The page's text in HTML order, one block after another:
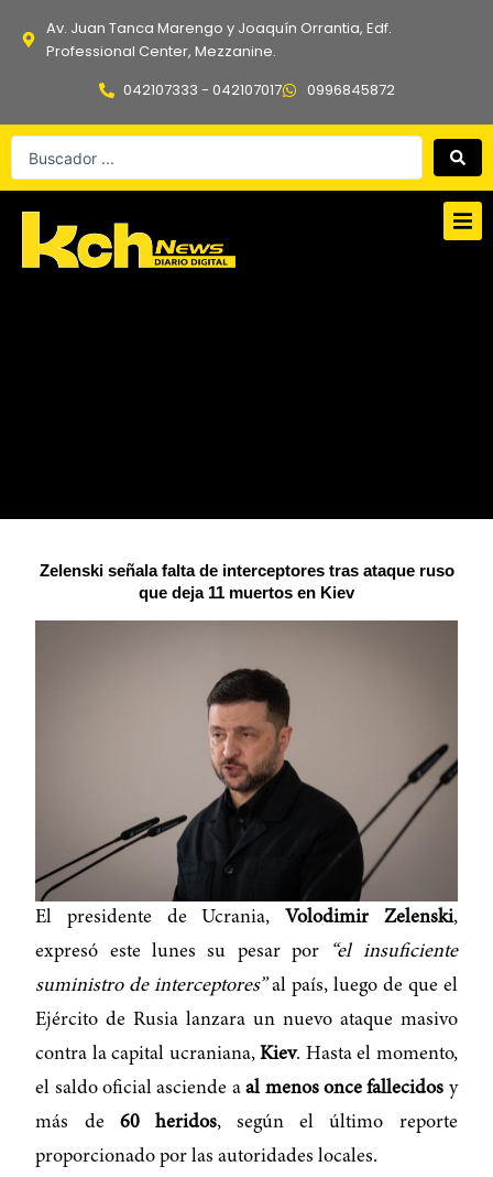
Av. Juan Tanca Marengo y Joaquín Orrantia, Edf.
Professional Center, Mezzanine.
042107333 - 042107017
0996845872
Search
Zelenski señala falta de interceptores tras ataque ruso
que deja 11 muertos en Kiev
El presidente de Ucrania, Volodimir Zelenski,
expresó este lunes su pesar por
“el insuficiente
suministro de interceptores”al país, luego de que el
Ejército de Rusia lanzara un nuevo ataque masivo
contra la capital ucraniana,Kiev. Hasta el momento,
el saldo oficial asciende aal menos once fallecidos y
más de 60 heridos, según el último reporte
proporcionado por las autoridades locales.